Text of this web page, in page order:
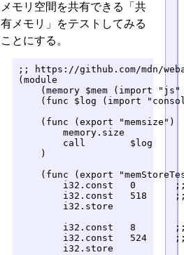
メモリ空間を共有できる「共
有メモリ」をテストしてみる
ことにする。
;; https://github.com/mdn/
(module
(memory $mem (import "js"
(func $log (import
    (func (export "memsize")
        memory.size
        call        $log
    )
(func (export
i32.const   0
i32.const   518
        i32.store
i32.const   8
i32.const   524
        i32.store